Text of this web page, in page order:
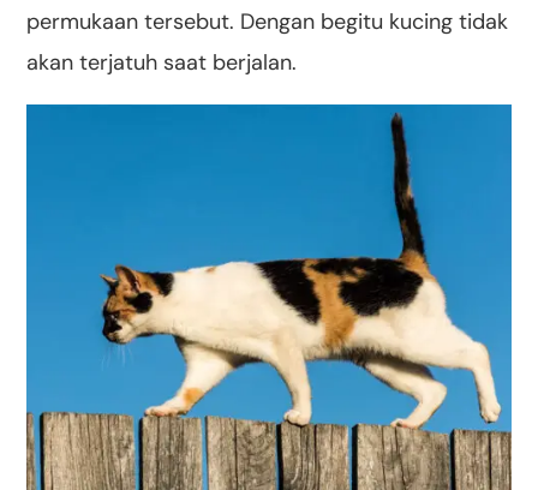
permukaan tersebut. Dengan begitu kucing tidak
akan terjatuh saat berjalan.